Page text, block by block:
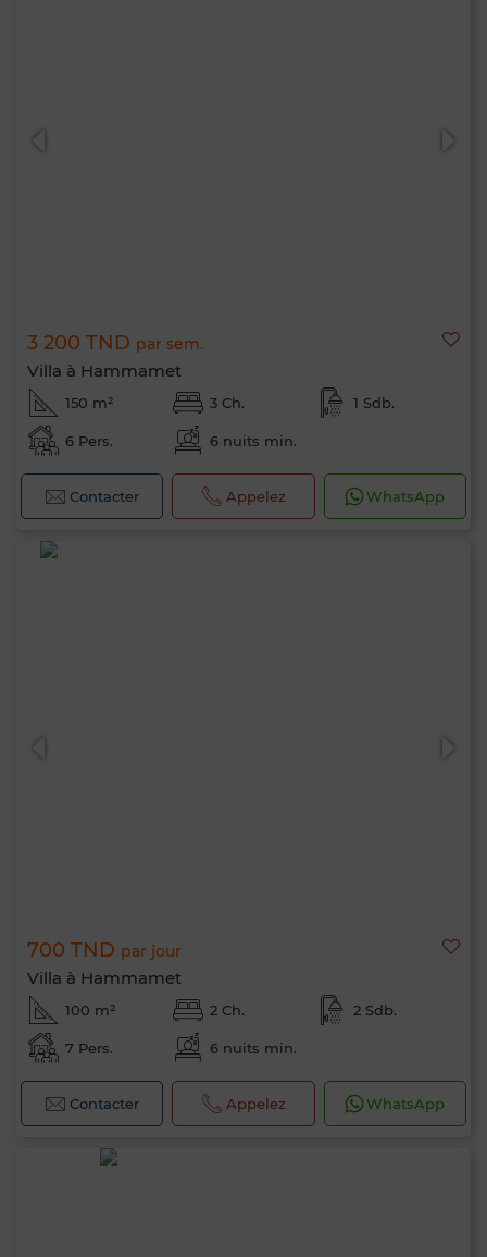
3 200 TND par sem.
Villa à Hammamet
150 m² 3 Ch. 1 Sdb.
6 Pers. 6 nuits min.
Contacter Appelez WhatsApp
700 TND par jour
Villa à Hammamet
100 m² 2 Ch. 2 Sdb.
7 Pers. 6 nuits min.
Contacter Appelez WhatsApp